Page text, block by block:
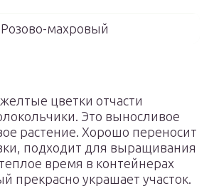
Розово-махровый
цветки отчасти
Это выносливое
растение. Хорошо переносит
подходит для выращивания
время в контейнерах
прекрасно украшает участок.